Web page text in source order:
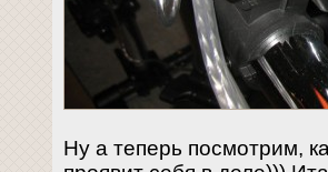
Ну а теперь посмотрим,